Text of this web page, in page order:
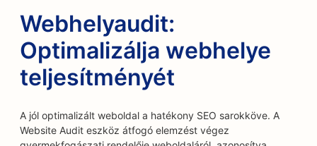
Webhelyaudit:
Optimalizálja webhelye
teljesítményét
A jól optimalizált weboldal a hatékony SEO sarokköve. A
Website Audit eszköz átfogó elemzést végez